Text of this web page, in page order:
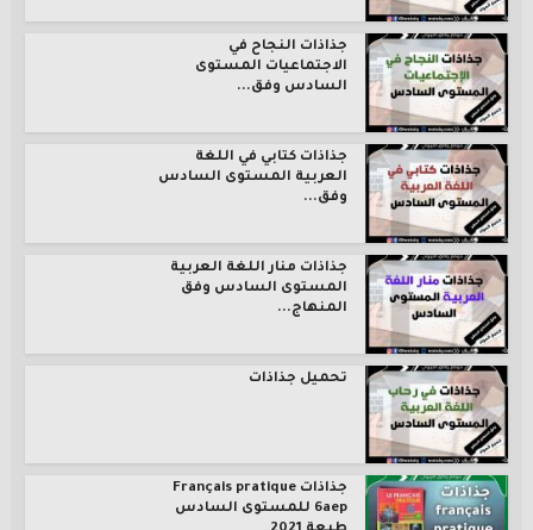
جذاذات النجاح في
الاجتماعيات المستوى
السادس وفق...
جذاذات كتابي في اللغة
العربية المستوى السادس
وفق...
جذاذات منار اللغة العربية
المستوى السادس وفق
المنهاج...
تحميل جذاذات
جذاذات Français pratique
6aep للمستوى السادس